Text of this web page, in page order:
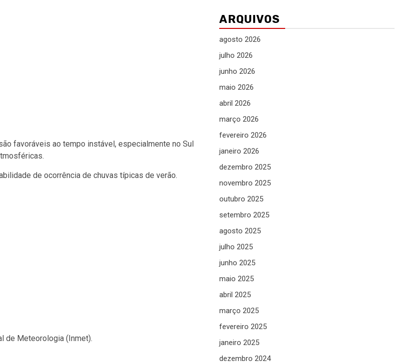
favoráveis ao tempo instável, especialmente no Sul
de ocorrência de chuvas típicas de verão.
de Meteorologia (Inmet).
ARQUIVOS
agosto 2026
julho 2026
junho 2026
maio 2026
abril 2026
março 2026
fevereiro 2026
janeiro 2026
dezembro 2025
novembro 2025
outubro 2025
setembro 2025
agosto 2025
julho 2025
junho 2025
maio 2025
abril 2025
março 2025
fevereiro 2025
janeiro 2025
dezembro 2024